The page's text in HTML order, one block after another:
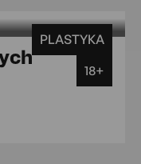
PLASTYKA
18+
środa